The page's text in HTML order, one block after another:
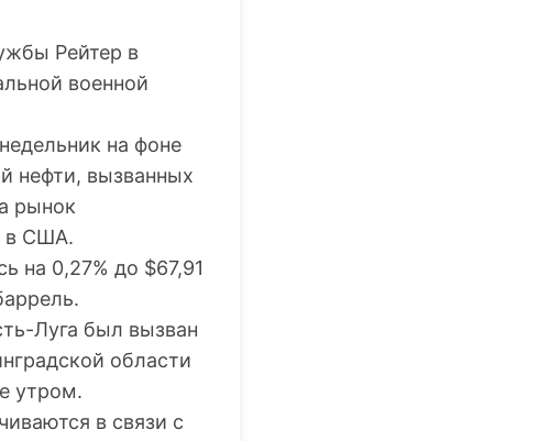
Рейтер в
военной
на фоне
нефти, вызванных
рынок
в США.
на 0,27% до $67,91
Луга был вызван
области
утром.
в связи с